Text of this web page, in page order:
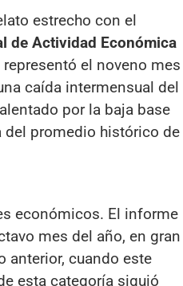
estrecho con el
de Actividad Económica
el noveno mes
caída intermensual del
por la baja base
del promedio histórico de
económicos. El informe
mes del año, en gran
anterior, cuando este
esta categoría siguió